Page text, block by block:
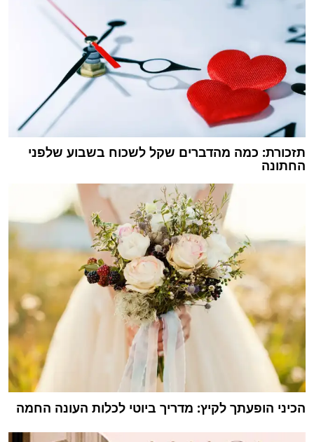
תזכורת: כמה מהדברים שקל לשכוח בשבוע שלפני
החתונה
הכיני הופעתך לקיץ: מדריך ביוטי לכלות העונה החמה